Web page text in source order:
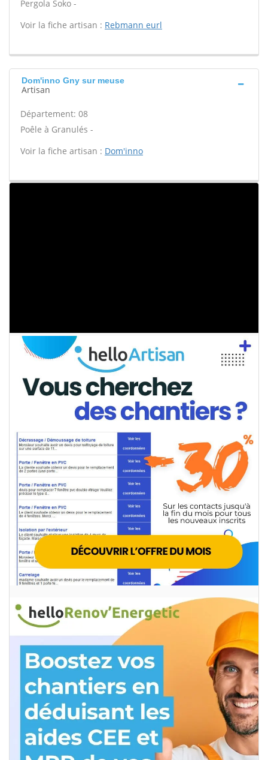
Pergola Soko -
Voir la fiche artisan : Rebmann eurl
Dom'inno Gny sur meuse
Artisan
Département: 08
Poêle à Granulés -
Voir la fiche artisan : Dom'inno